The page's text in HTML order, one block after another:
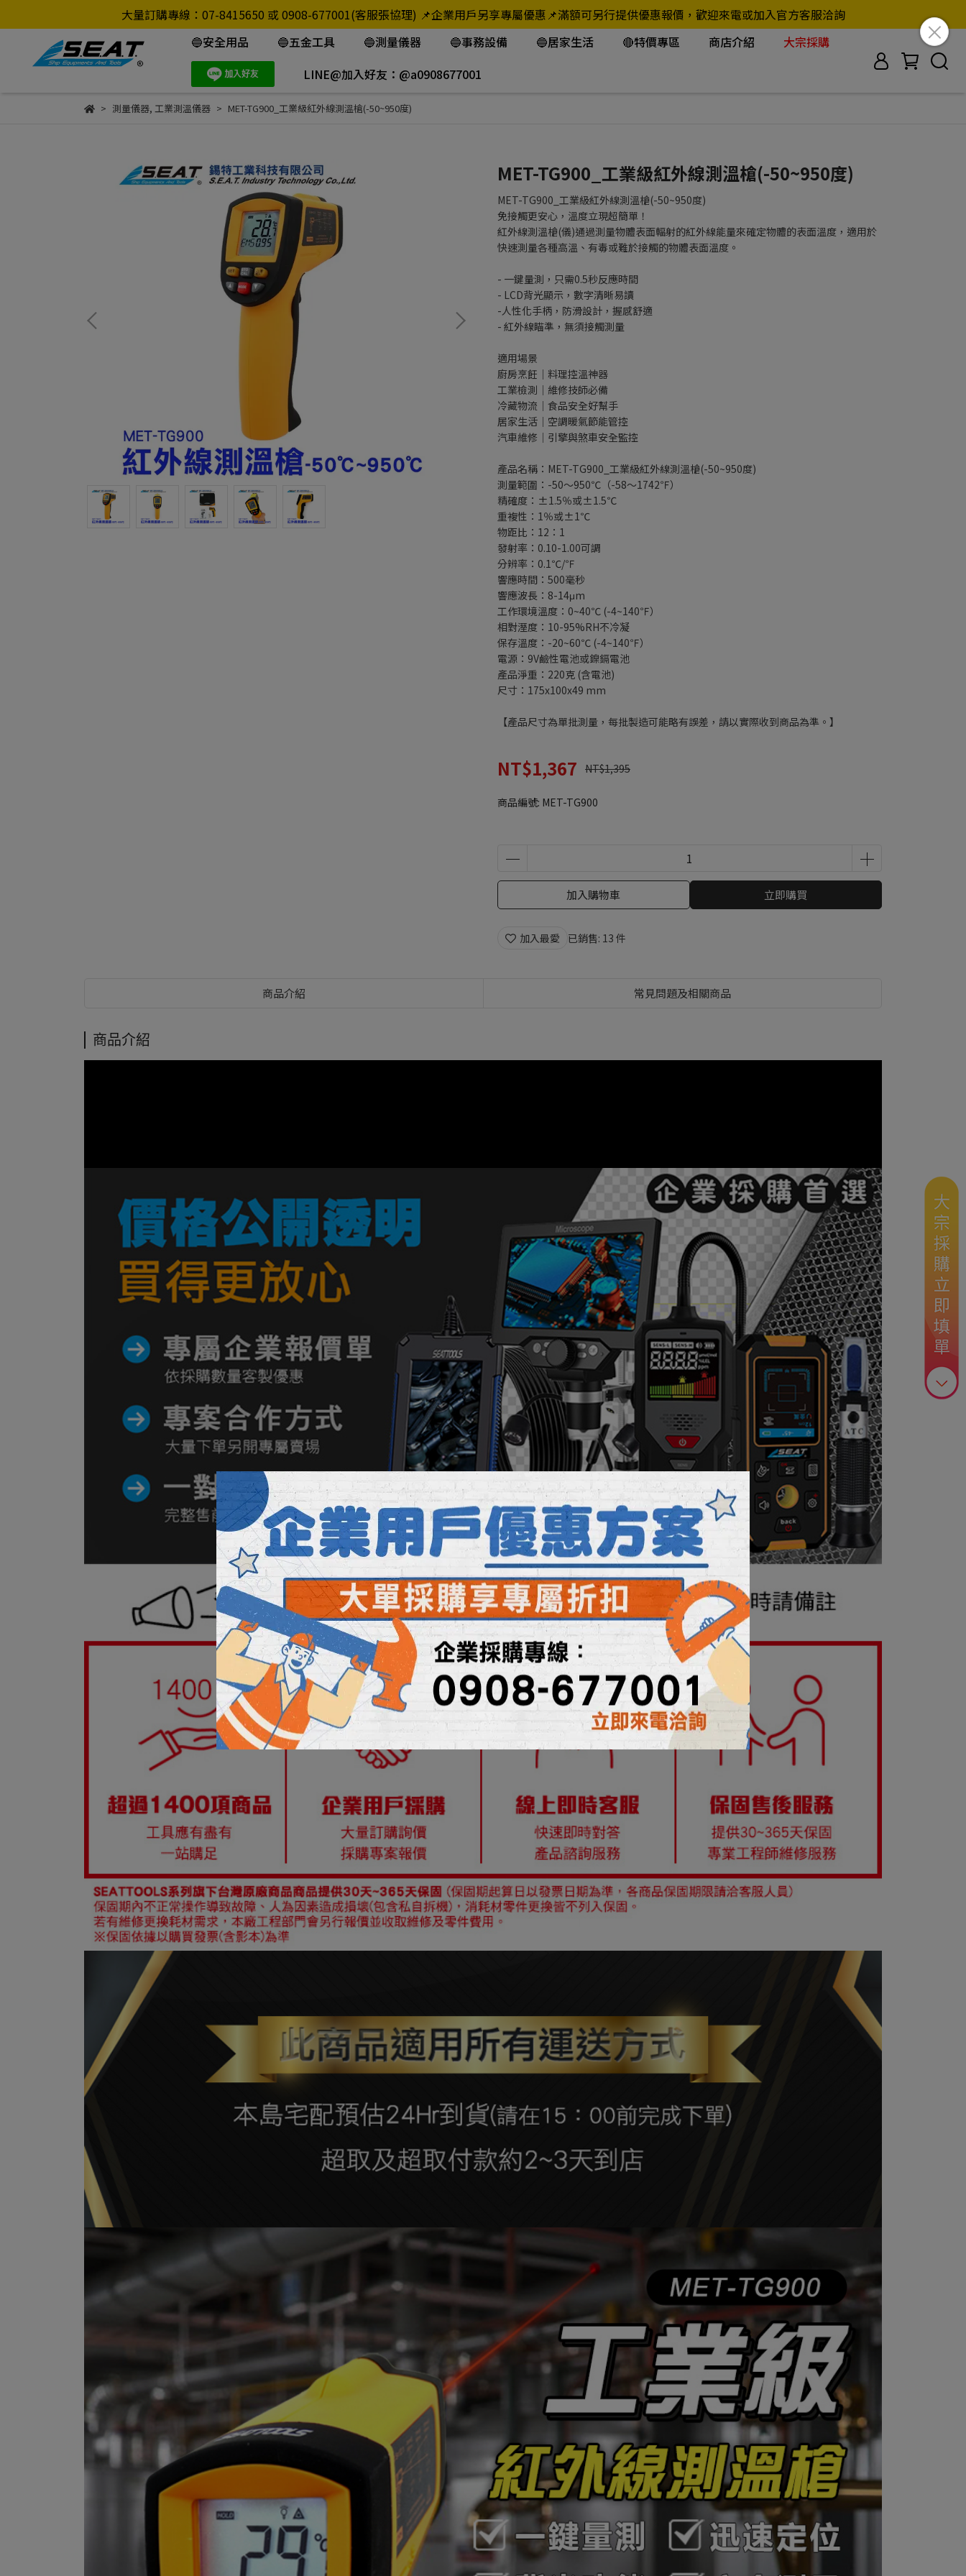
大量訂購專線：07-8415650 或 0908-677001(客服張協理) 📌企業用戶另享專屬優惠📌滿額可另行提供優惠報價，歡迎來電或加入官方客服洽詢
🔵安全用品
🔵五金工具 🔵測量儀器 🔵事務設備 🔵居家生活 🔴特價專區 商店介紹
大宗採購
LINE@加入好友：@a0908677001
測量儀器, 工業測溫儀器 MET-TG900_工業級紅外線測溫槍(-50~950度)
MET-TG900_工業級紅外線測溫槍(-50~950度)
MET-TG900_工業級紅外線測溫槍(-50~950度)
免接觸更安心，溫度立現超簡單！
紅外線測溫槍(儀)通過測量物體表面輻射的紅外線能量來確定物體的表面溫度，適用於
快速測量各種高溫、有毒或難於接觸的物體表面溫度。
- 一鍵量測，只需0.5秒反應時間
- LCD背光顯示，數字清晰易讀
-人性化手柄，防滑設計，握感舒適
- 紅外線瞄準，無須接觸測量
適用場景
廚房烹飪｜料理控溫神器
工業檢測｜維修技師必備
冷藏物流｜食品安全好幫手
居家生活｜空調暖氣節能管控
汽車維修｜引擎與煞車安全監控
產品名稱：MET-TG900_工業級紅外線測溫槍(-50~950度)
測量範圍：-50～950℃（-58～1742℉）
精確度：±1.5％或±1.5℃
重複性：1％或±1℃
物距比：12：1
發射率：0.10-1.00可調
分辨率：0.1℃/℉
響應時間：500毫秒
響應波長：8-14μm
工作環境溫度：0~40℃ (-4~140℉）
相對溼度：10-95%RH不冷凝
保存溫度：-20~60℃ (-4~140℉）
電源：9V鹼性電池或鎳鎘電池
產品淨重：220克 (含電池)
尺寸：175x100x49 mm
【產品尺寸為單批測量，每批製造可能略有誤差，請以實際收到商品為準。】
NT$1,367 NT$1,395
商品編號: MET-TG900
加入購物車 立即購買
加入最愛 已銷售: 13 件
商品介紹 常見問題及相關商品
商品介紹